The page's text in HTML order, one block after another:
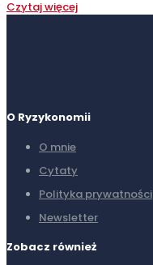
Czytaj więcej
O Ryzykonomii
O mnie
Cytaty
Polityka prywatności
Newsletter
Zobacz również